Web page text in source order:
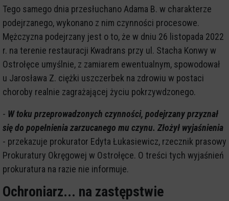
Tego samego dnia przesłuchano Adama B. w charakterze
podejrzanego, wykonano z nim czynności procesowe.
Mężczyzna podejrzany jest o to, że w dniu 26 listopada 2022
r. na terenie restauracji Kwadrans przy ul. Stacha Konwy w
Ostrołęce umyślnie, z zamiarem ewentualnym, spowodował
u Jarosława Z. ciężki uszczerbek na zdrowiu w postaci
choroby realnie zagrażającej życiu pokrzywdzonego.
- W toku przeprowadzonych czynności, podejrzany przyznał
się do popełnienia zarzucanego mu czynu. Złożył wyjaśnienia
- przekazuje prokurator Edyta Łukasiewicz, rzecznik prasowy
Prokuratury Okręgowej w Ostrołęce. O treści tych wyjaśnień
prokuratura na razie nie informuje.
Ochroniarz... na zastępstwie